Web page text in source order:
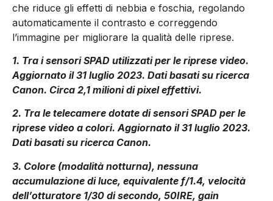
che riduce gli effetti di nebbia e foschia, regolando
automaticamente il contrasto e correggendo
l’immagine per migliorare la qualità delle riprese.
1. Tra i sensori SPAD utilizzati per le riprese video.
Aggiornato il 31 luglio 2023. Dati basati su ricerca
Canon. Circa 2,1 milioni di pixel effettivi.
2. Tra le telecamere dotate di sensori SPAD per le
riprese video a colori. Aggiornato il 31 luglio 2023.
Dati basati su ricerca Canon.
3. Colore (modalità notturna), nessuna
accumulazione di luce, equivalente f/1.4, velocità
dell’otturatore 1/30 di secondo, 50IRE, gain